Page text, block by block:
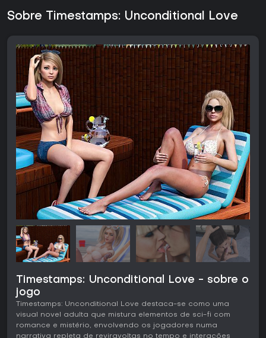
Sobre Timestamps: Unconditional Love
Timestamps: Unconditional Love - sobre o
jogo
Timestamps: Unconditional Love destaca-se como uma
visual novel adulta que mistura elementos de sci-fi com
romance e mistério, envolvendo os jogadores numa
narrativa repleta de reviravoltas no tempo e interações